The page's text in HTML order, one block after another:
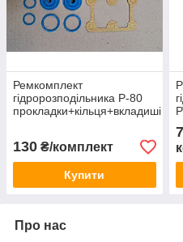
Ремкомплект
гідророзподільника Р-80
прокладки+кільця+вкладиші
130 ₴/комплект
Купити
Про нас